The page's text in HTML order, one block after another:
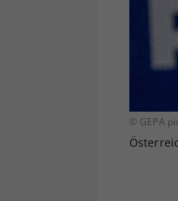
© GEPA